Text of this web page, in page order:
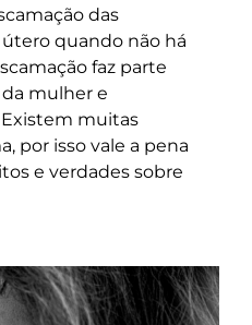
das
quando não há
faz parte
mulher e
muitas
por isso vale a pena
e verdades sobre